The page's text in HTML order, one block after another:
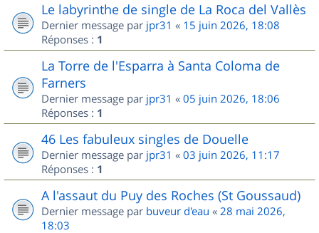
Le labyrinthe de single de La Roca del Vallès
Dernier message par jpr31 « 15 juin 2026, 18:08
Réponses : 1
La Torre de l'Esparra à Santa Coloma de
Farners
Dernier message par jpr31 « 05 juin 2026, 18:06
Réponses : 1
46 Les fabuleux singles de Douelle
Dernier message par jpr31 « 03 juin 2026, 11:17
Réponses : 1
A l'assaut du Puy des Roches (St Goussaud)
Dernier message par buveur d'eau « 28 mai 2026,
18:03